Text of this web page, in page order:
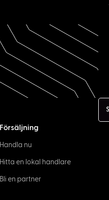
Försäljning
Handla nu
Hitta en lokal handlare
Bli en partner